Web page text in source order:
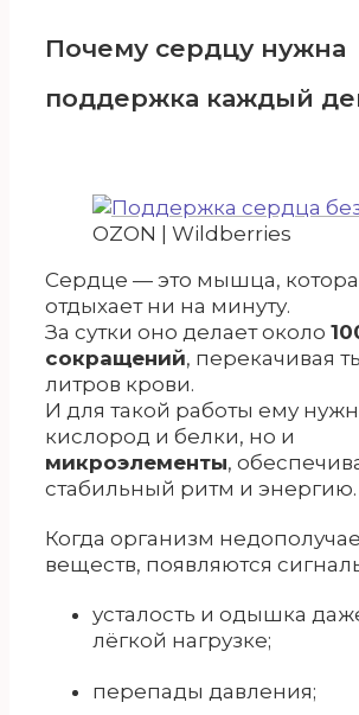
Почему сердцу нужна
поддержка каждый
OZON | Wildberries
Сердце — это мышца,
отдыхает ни на минуту.
За сутки оно делает около
сокращений, перекачивая
литров крови.
И для такой работы ему
кислород и белки, но и
микроэлементы,
стабильный ритм и энергию.
Когда организм
веществ, появляются
усталость и одышка
лёгкой нагрузке;
перепады давления;